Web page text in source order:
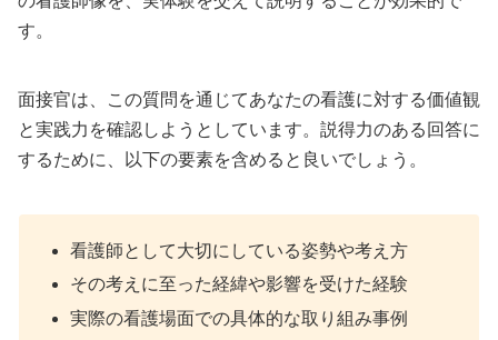
す。
面接官は、この質問を通じてあなたの看護に対する価値観
と実践力を確認しようとしています。説得力のある回答に
するために、以下の要素を含めると良いでしょう。
看護師として大切にしている姿勢や考え方
その考えに至った経緯や影響を受けた経験
実際の看護場面での具体的な取り組み事例